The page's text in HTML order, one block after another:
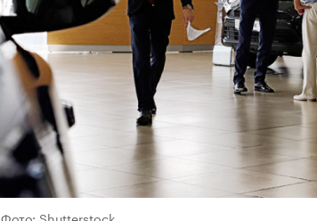
Фото: Shutterstock